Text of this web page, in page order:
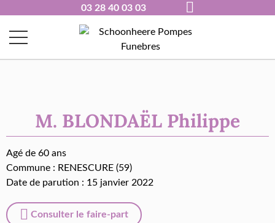
03 28 40 03 03
M. BLONDAËL Philippe
Agé de 60 ans
Commune : RENESCURE (59)
Date de parution : 15 janvier 2022
Consulter le faire-part